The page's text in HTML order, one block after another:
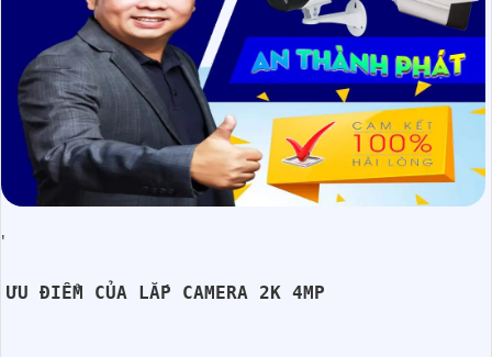
'
ƯU ĐIỂM CỦA LẮP CAMERA 2K 4MP